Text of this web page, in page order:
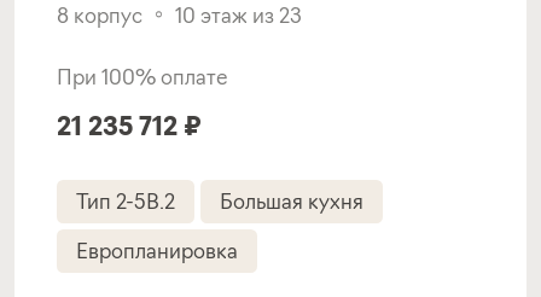
Покупка квартиры в строящемся доме
ставка
1-й взнос
8 корпус 10 этаж из 23
При 100% оплате
21 235 712 ₽
Тип 2-5B.2
Большая кухня
Европланировка